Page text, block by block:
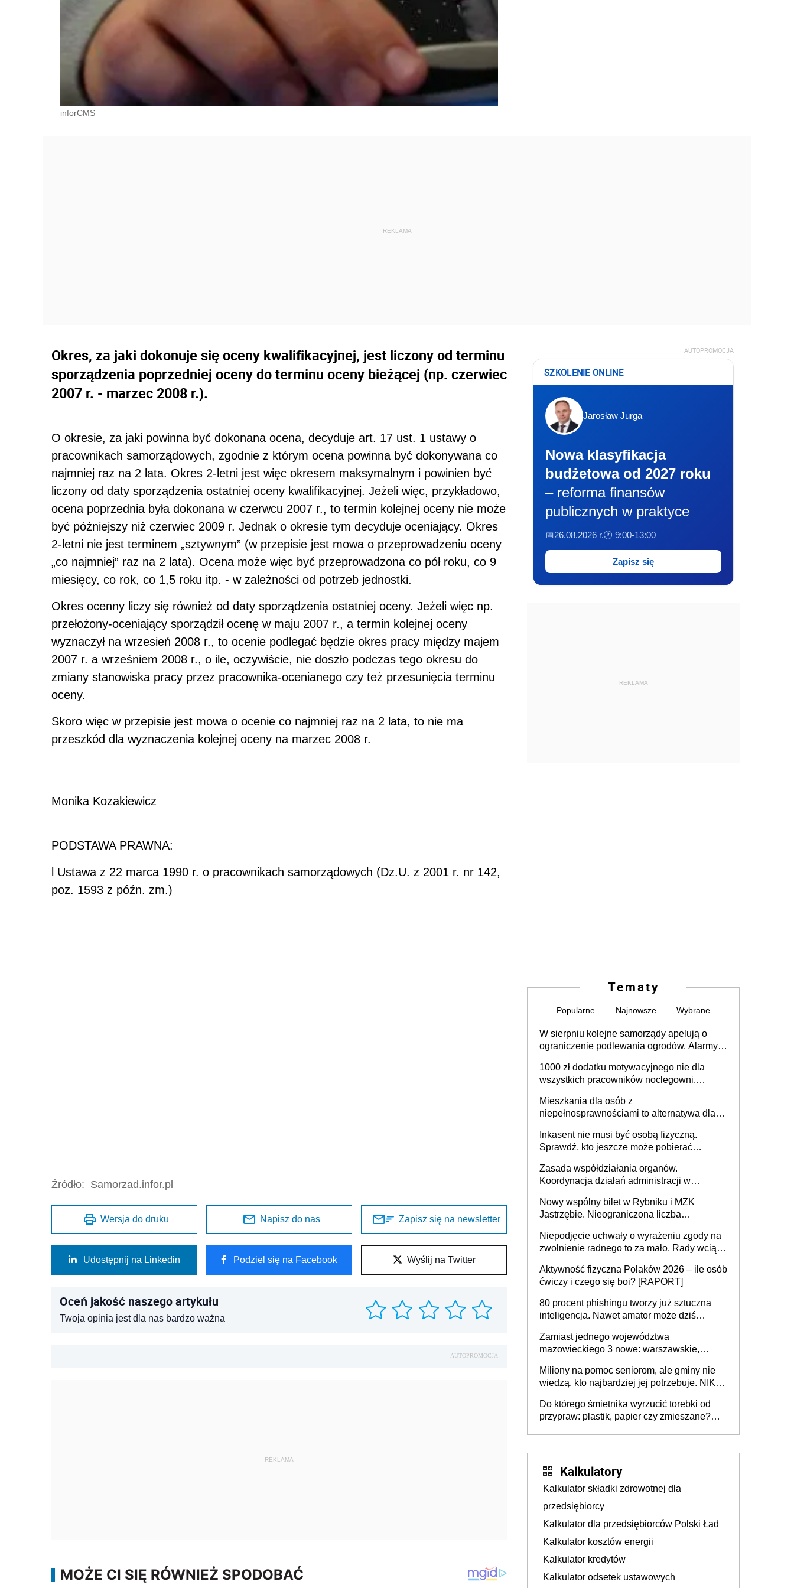
inforCMS
Okres, za jaki dokonuje się oceny kwalifikacyjnej, jest liczony od terminu
sporządzenia poprzedniej oceny do terminu oceny bieżącej (np. czerwiec
2007 r. - marzec 2008 r.).
O okresie, za jaki powinna być dokonana ocena, decyduje art. 17 ust. 1 ustawy o
pracownikach samorządowych, zgodnie z którym ocena powinna być dokonywana co
najmniej raz na 2 lata. Okres 2-letni jest więc okresem maksymalnym i powinien być
liczony od daty sporządzenia ostatniej oceny kwalifikacyjnej. Jeżeli więc, przykładowo,
ocena poprzednia była dokonana w czerwcu 2007 r., to termin kolejnej oceny nie może
być późniejszy niż czerwiec 2009 r. Jednak o okresie tym decyduje oceniający. Okres
2-letni nie jest terminem „sztywnym” (w przepisie jest mowa o przeprowadzeniu oceny
„co najmniej” raz na 2 lata). Ocena może więc być przeprowadzona co pół roku, co 9
miesięcy, co rok, co 1,5 roku itp. - w zależności od potrzeb jednostki.
Okres ocenny liczy się również od daty sporządzenia ostatniej oceny. Jeżeli więc np.
przełożony-oceniający sporządził ocenę w maju 2007 r., a termin kolejnej oceny
wyznaczył na wrzesień 2008 r., to ocenie podlegać będzie okres pracy między majem
2007 r. a wrześniem 2008 r., o ile, oczywiście, nie doszło podczas tego okresu do
zmiany stanowiska pracy przez pracownika-ocenianego czy też przesunięcia terminu
oceny.
Skoro więc w przepisie jest mowa o ocenie co najmniej raz na 2 lata, to nie ma
przeszkód dla wyznaczenia kolejnej oceny na marzec 2008 r.
Monika Kozakiewicz
PODSTAWA PRAWNA:
Ustawa z 22 marca 1990 r. o pracownikach samorządowych (Dz.U. z 2001 r. nr 142,
poz. 1593 z późn. zm.)
Źródło: Samorzad.infor.pl
Wersja do druku Napisz do nas Zapisz się na newsletter
Udostępnij na Linkedin Podziel się na Facebook Wyślij na Twitter
Oceń jakość naszego artykułu
Twoja opinia jest dla nas bardzo ważna
AUTOPROMOCJA
REKLAMA
AUTOPROMOCJA
SZKOLENIE ONLINE
Jarosław Jurga
Nowa klasyfikacja
budżetowa od 2027 roku
– reforma finansów
publicznych w praktyce
📅26.08.2026 r.🕐 9:00-13:00
Zapisz się
REKLAMA
Tematy
Popularne Najnowsze Wybrane
W sierpniu kolejne samorządy apelują o
ograniczenie podlewania ogrodów. Alarmy w
może objąć cały kraj
1000 zł dodatku motywacyjnego nie dla
wszystkich pracowników noclegowni.
Mieszkania dla osób z
niepełnosprawnościami to alternatywa dla
samodzielnie lub z rodziną
Inkasent nie musi być osobą fizyczną.
Sprawdź, kto jeszcze może pobierać
Zasada współdziałania organów.
Koordynacja działań administracji w
Nowy wspólny bilet w Rybniku i MZK
Jastrzębie. Nieograniczona liczba
Niepodjęcie uchwały o wyrażeniu zgody na
zwolnienie radnego to za mało. Rady wciąż
rozstrzygać sprawy
Aktywność fizyczna Polaków 2026 – ile osób
ćwiczy i czego się boi? [RAPORT]
80 procent phishingu tworzy już sztuczna
inteligencja. Nawet amator może dziś
Zamiast jednego województwa
mazowieckiego 3 nowe: warszawskie,
Europie nie ma tak dużych jednostek
stołecznych
Miliony na pomoc seniorom, ale gminy nie
wiedzą, kto najbardziej jej potrzebuje. NIK
Do którego śmietnika wyrzucić torebki od
przypraw: plastik, papier czy zmieszane?
Kalkulatory
Kalkulator składki zdrowotnej dla
przedsiębiorcy
Kalkulator dla przedsiębiorców Polski Ład
Kalkulator kosztów energii
Kalkulator kredytów
Kalkulator odsetek ustawowych